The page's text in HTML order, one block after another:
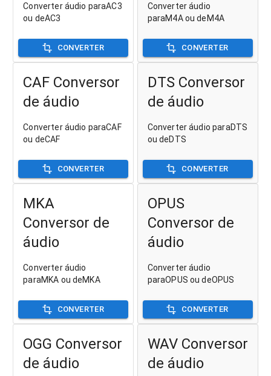
Converter áudio paraAC3
ou deAC3
CONVERTER
Converter áudio
paraM4A ou deM4A
CONVERTER
CAF Conversor
de áudio
Converter áudio paraCAF
ou deCAF
CONVERTER
DTS Conversor
de áudio
Converter áudio paraDTS
ou deDTS
CONVERTER
MKA
Conversor de
áudio
Converter áudio
paraMKA ou deMKA
CONVERTER
OPUS
Conversor de
áudio
Converter áudio
paraOPUS ou deOPUS
CONVERTER
OGG Conversor
de áudio
WAV Conversor
de áudio